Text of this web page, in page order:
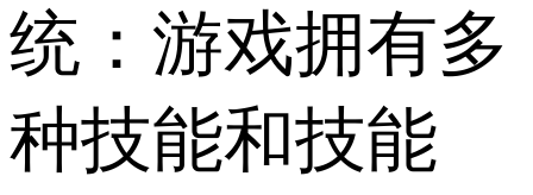
统：游戏拥有多
种技能和技能